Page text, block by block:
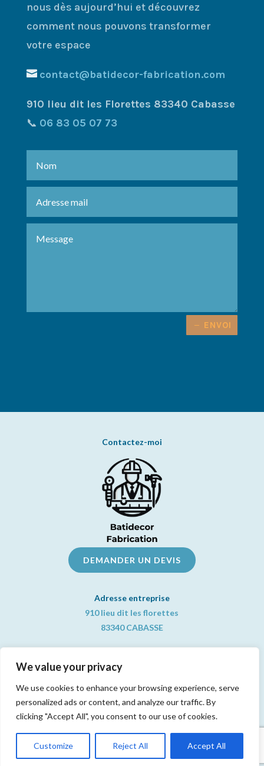
We value your privacy
We use cookies to enhance your browsing experience, serve
personalized ads or content, and analyze our traffic. By
clicking "Accept All", you consent to our use of cookies.
Customize Reject All Accept All
nous dès aujourd’hui et découvrez
comment nous pouvons transformer
votre espace
contact@batidecor-fabrication.com
910 lieu dit les Florettes 83340 Cabasse
📞 06 83 05 07 73
ENVOI
Contactez-moi
DEMANDER UN DEVIS
Adresse entreprise
910 lieu dit les florettes
83340 CABASSE
Informations pratiques
06 83 05 07 73
contact@batidecor-fabrication.com
Mentions Légales |Politiques de Confidentialités